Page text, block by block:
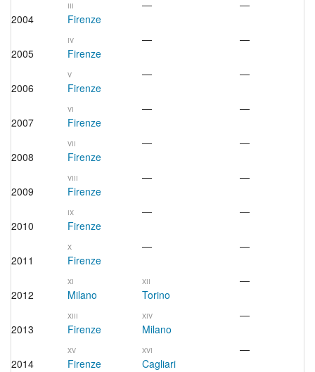
2004
III
Firenze
— —
2005
IV
Firenze
— —
2006
V
Firenze
— —
2007
VI
Firenze
— —
2008
VII
Firenze
— —
2009
VIII
Firenze
— —
2010
IX
Firenze
— —
2011
X
Firenze
— —
2012
XI
Milano
XII
Torino
—
2013
XIII
Firenze
XIV
Milano
—
2014
XV
Firenze
XVI
Cagliari
—